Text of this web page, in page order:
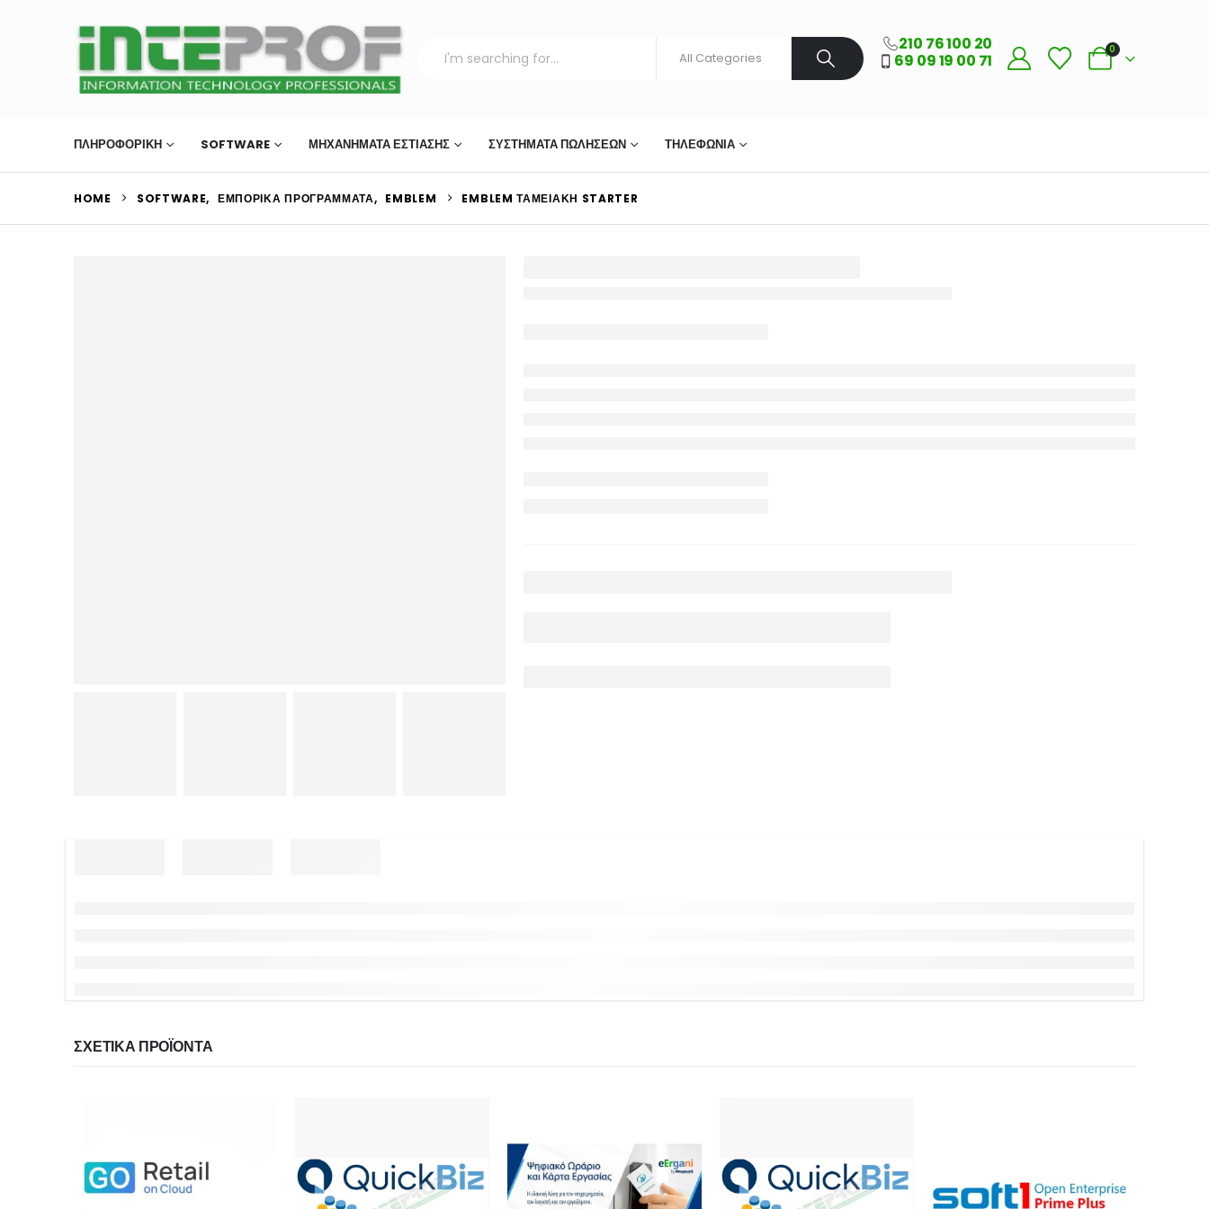
210 76 100 20
69 09 19 00 71
0
ΠΛΗΡΟΦΟΡΙΚΗ SOFTWARE ΜΗΧΑΝΉΜΑΤΑ ΕΣΤΊΑΣΗΣ ΣΥΣΤΉΜΑΤΑ ΠΩΛΉΣΕΩΝ ΤΗΛΕΦΩΝΊΑ
HOME SOFTWARE, ΕΜΠΟΡΙΚΆ ΠΡΟΓΡΆΜΜΑΤΑ, EMBLEM EMBLEM ΤΑΜΕΙΑΚΉ STARTER
ΣΧΕΤΙΚΆ ΠΡΟΪΌΝΤΑ